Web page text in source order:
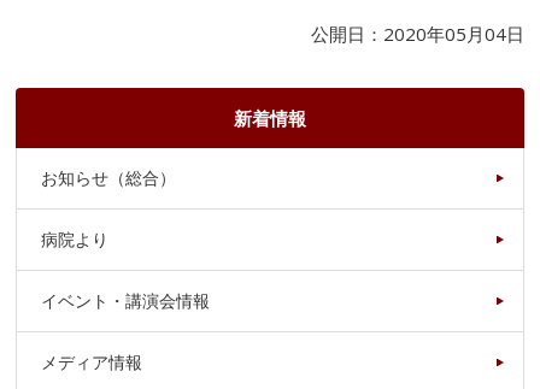
公開日：2020年05月04日
新着情報
お知らせ（総合）
病院より
イベント・講演会情報
メディア情報